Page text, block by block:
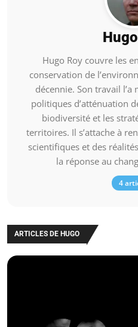
Hugo Roy couvre les
conservation de
décennie. Son travail
politiques d’atténuation
biodiversité et les
territoires. Il s’attache à
scientifiques et des
la réponse au
4
ARTICLES DE HUGO